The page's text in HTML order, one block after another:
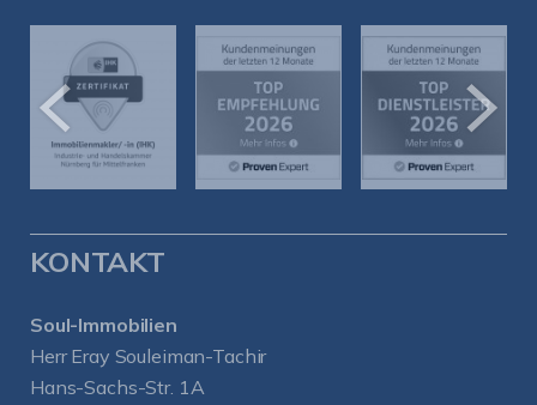
KONTAKT
Soul-Immobilien
Herr Eray Souleiman-Tachir
Hans-Sachs-Str. 1A